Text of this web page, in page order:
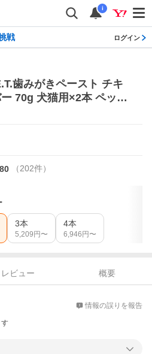
i
戦 ログイン
歯みがきペースト チキ
70g 犬猫用×2本 ペット
（202件）
3本
5,209 円〜
4本
6,946 円〜
レビュー
概要
情報の誤りを報告